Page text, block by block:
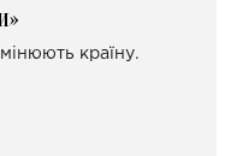
країну.